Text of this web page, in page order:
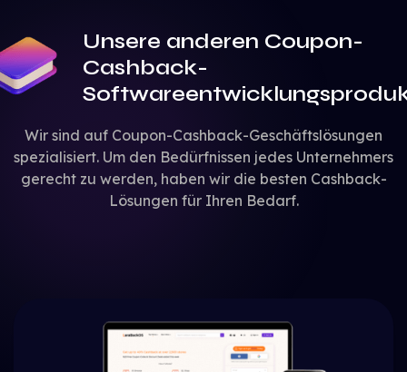
Unsere anderen Coupon-
Cashback-
Wir sind auf Coupon-Cashback-Geschäftslösungen
spezialisiert. Um den Bedürfnissen jedes Unternehmers
gerecht zu werden, haben wir die besten Cashback-
Lösungen für Ihren Bedarf.